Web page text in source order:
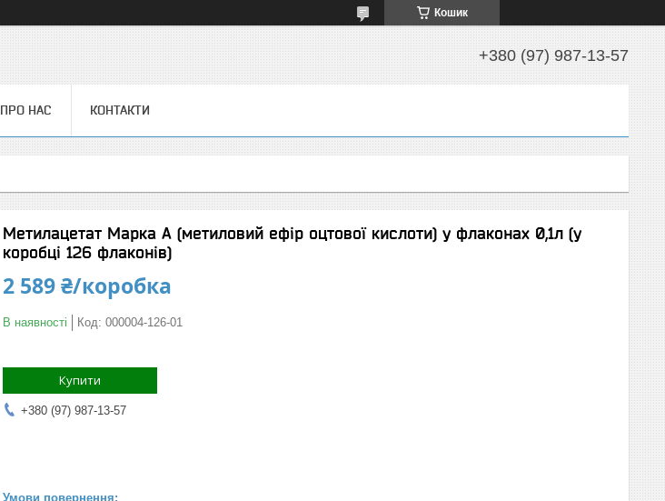
Кошик
+380 (97) 987-13-57
ПРО НАС КОНТАКТИ
Метилацетат Марка А (метиловий ефір оцтової кислоти) у флаконах 0,1л (у
коробці 126 флаконів)
2 589 ₴/коробка
В наявності Код: 000004-126-01
Купити
+380 (97) 987-13-57